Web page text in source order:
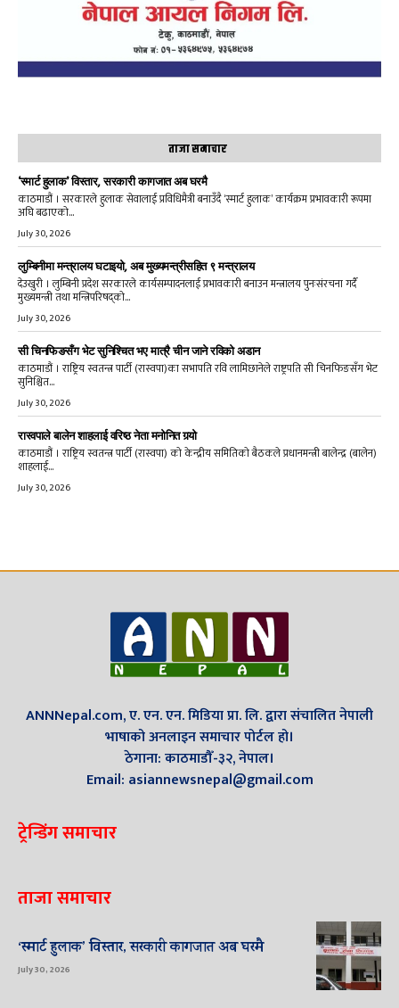
ताजा समाचार
‘स्मार्ट हुलाक’ विस्तार, सरकारी कागजात अब घरमै
काठमाडौं । सरकारले हुलाक सेवालाई प्रविधिमैत्री बनाउँदै ‘स्मार्ट हुलाक’ कार्यक्रम प्रभावकारी रूपमा
अघि बढाएको...
July 30, 2026
लुम्बिनीमा मन्त्रालय घटाइयो, अब मुख्यमन्त्रीसहित ९ मन्त्रालय
देउखुरी । लुम्बिनी प्रदेश सरकारले कार्यसम्पादनलाई प्रभावकारी बनाउन मन्त्रालय पुनःसंरचना गर्दै
मुख्यमन्त्री तथा मन्त्रिपरिषद्को...
July 30, 2026
सी चिनफिङसँग भेट सुनिश्चित भए मात्रै चीन जाने रविको अडान
काठमाडौं । राष्ट्रिय स्वतन्त्र पार्टी (रास्वपा)का सभापति रवि लामिछानेले राष्ट्रपति सी चिनफिङसँग भेट
सुनिश्चित...
July 30, 2026
रास्वपाले बालेन शाहलाई वरिष्ठ नेता मनोनित गर्‍यो
काठमाडौं । राष्ट्रिय स्वतन्त्र पार्टी (रास्वपा) को केन्द्रीय समितिको बैठकले प्रधानमन्त्री बालेन्द्र (बालेन)
शाहलाई...
July 30, 2026
ANNNepal.com, ए. एन. एन. मिडिया प्रा. लि. द्वारा संचालित नेपाली
भाषाको अनलाइन समाचार पोर्टल हो।
ठेगाना: काठमाडौँ-३२, नेपाल।
Email: asiannewsnepal@gmail.com
ट्रेन्डिंग समाचार
ताजा समाचार
‘स्मार्ट हुलाक’ विस्तार, सरकारी कागजात अब घरमै
July 30, 2026